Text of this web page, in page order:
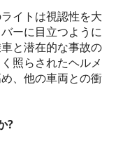
イトは視認性を大
ーに目立つように
と潜在的な事故の
照らされたヘルメ
、他の車両との衝
?